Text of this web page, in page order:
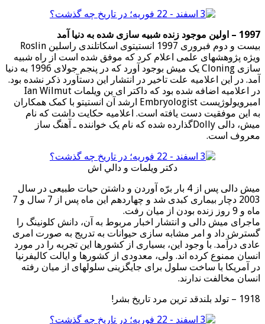
1997 – اولین موجود زنده شبیه سازی شده به دنیا آمد
بيست و دوم فبروری 1997 انستیتوی اسکاتلندی راسلین Roslin
ویژه پژوهشهای علمی اعلام کرد که موفق شده است از راه شبیه
سازی Cloning یک میش بوجود آورد که در پنجم جولای 1996 به دنیا
آمد. در این اعلامیه علت تاخیر در انتشار این دستآورد ذکر نشده بود.
در اعلامیه اضافه شده بود که داکتر ای ین ویلمات Ian Wilmut
امبرویولوژیست Embryologist ارشد آن انستیتو با کمک همکاران
به این موفقیت دست یافته است. اعلامیه حکایت داشت که نام
میش، دالی Dollyگذارده شده که نام یک خواننده ـ آهنگ ساز
معروف است.
دکتر ويلمات و دالي اش
میش دالی پس از 4 بار برّه آوردن و داشتن حیات طبیعی در سال
2003 دچار بیماری کبدی شد و چهاردهم این ماه پس از 7 سال و 7
ماه و 9 روز زنده بودن از میان رفت.
ماجرای میش دالی و انتشار اخبار مربوط به آن، دانش کلونینگ را
گسترش داد و امر مشابه سازی حیوانات به تدریج به صورت امری
عادی درآمد. با وجود این، بسیاری از کشورها این تجربه را در مورد
انسان ممنوع کرده اند. ولی، معدودی از کشورها و ایالت کالیفرنیا
در آمریکا با ساخت سلول برای جایگزینی سلولهای از میان رفته
انسان مخالفت ندارند.
1918 – تولد بلندقد ترین مرد تاریخ بشر!